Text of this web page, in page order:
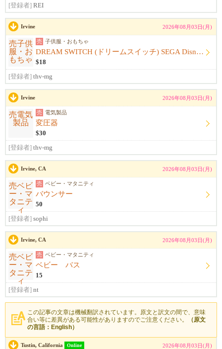
[登録者] REI
Irvine 2026年08月03日(月)
売 子供服・おもちゃ
DREAM SWITCH (ドリームスイッチ) SEGA Disney ソフト付
$18
[登録者] thv-mg
Irvine 2026年08月03日(月)
売 電気製品
変圧器
$30
[登録者] thv-mg
Irvine, CA 2026年08月03日(月)
売 ベビー・マタニティ
バウンサー
50
[登録者] sophi
Irvine, CA 2026年08月03日(月)
売 ベビー・マタニティ
ベビー バス
15
[登録者] nt
この記事の文章は機械翻訳されています。原文と訳文の間で、意味
合い等に差異がある可能性がありますのでご注意ください。
（原文
の言語：English）
Tustin, California Online 2026年08月03日(月)